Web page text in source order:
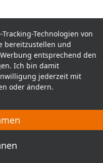
Technologien von
bereitzustellen und
entsprechend den
Ich bin damit
jederzeit mit
oder ändern.